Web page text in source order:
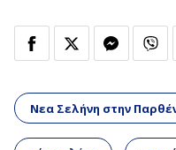
Νεα Σελήνη στην